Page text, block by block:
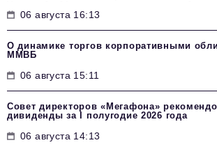
06 августа 16:13
О динамике торгов корпоративными
ММВБ
06 августа 15:11
Совет директоров «Мегафона»
дивиденды за I полугодие 2026 года
06 августа 14:13